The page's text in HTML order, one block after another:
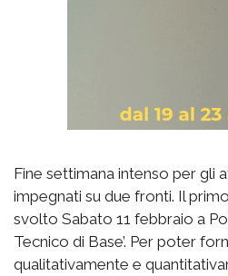
Fine settimana intenso per gli
impegnati su due fronti. Il
svolto Sabato 11 febbraio a
Tecnico di Base’. Per poter
qualitativamente e